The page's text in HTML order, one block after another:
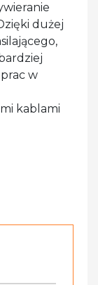
dużej
w
kablami